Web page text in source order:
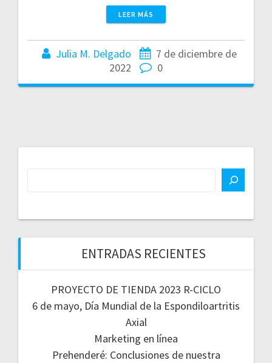
LEER MÁS
Julia M. Delgado
7 de diciembre de
2022
0
ENTRADAS RECIENTES
PROYECTO DE TIENDA 2023 R-CICLO
6 de mayo, Día Mundial de la Espondiloartritis
Axial
Marketing en línea
Prehenderé: Conclusiones de nuestra